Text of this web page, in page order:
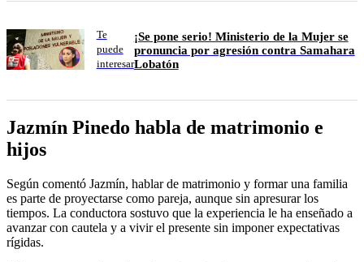
Te
puede
interesar
¡Se pone serio! Ministerio de la Mujer se
pronuncia por agresión contra Samahara
Lobatón
Jazmín Pinedo habla de matrimonio e
hijos
Según comentó Jazmín, hablar de matrimonio y formar una familia
es parte de proyectarse como pareja, aunque sin apresurar los
tiempos. La conductora sostuvo que la experiencia le ha enseñado a
avanzar con cautela y a vivir el presente sin imponer expectativas
rígidas.